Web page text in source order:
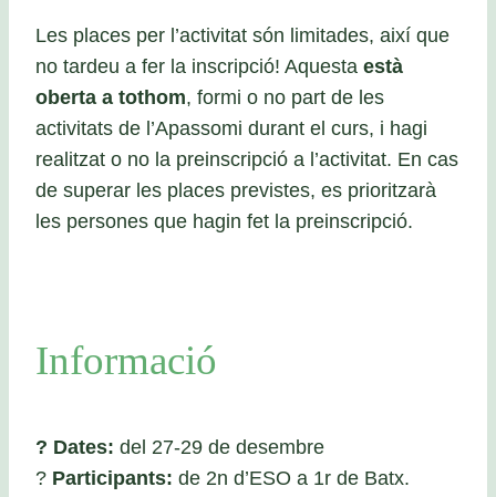
Les places per l’activitat són limitades, així que
no tardeu a fer la inscripció! Aquesta està
oberta a tothom, formi o no part de les
activitats de l’Apassomi durant el curs, i hagi
realitzat o no la preinscripció a l’activitat. En cas
de superar les places previstes, es prioritzarà
les persones que hagin fet la preinscripció.
Informació
? Dates: del 27-29 de desembre
? Participants: de 2n d’ESO a 1r de Batx.